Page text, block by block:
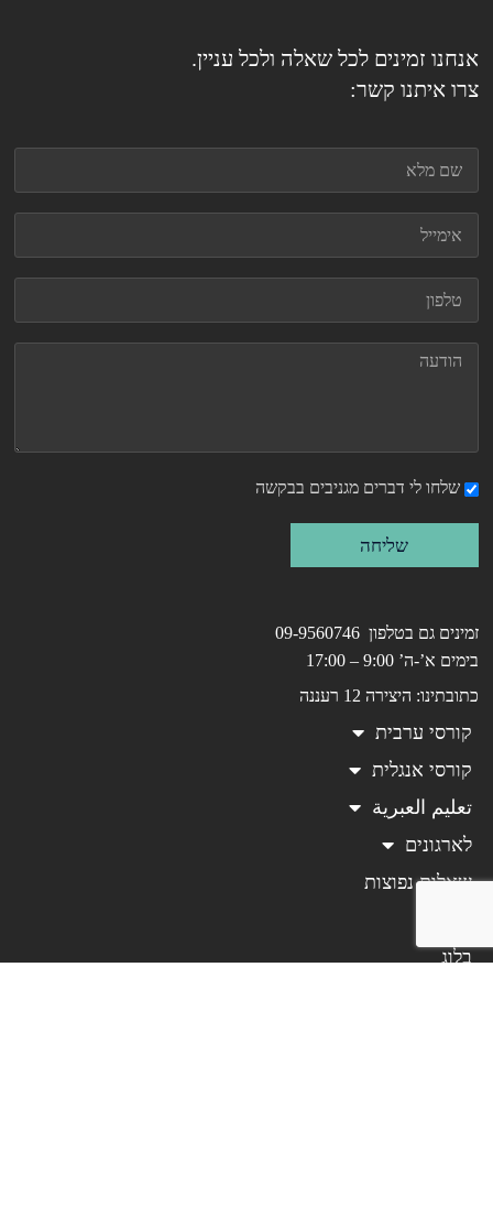
אנחנו זמינים לכל שאלה ולכל עניין.
צרו איתנו קשר:
שלחו לי דברים מגניבים בבקשה
שליחה
זמינים גם בטלפון 09-9560746
בימים א’-ה’ 9:00 – 17:00
כתובתינו: היצירה 12 רעננה
קורסי ערבית
קורסי אנגלית
تعليم العبرية
לארגונים
שאלות נפוצות
בלוג